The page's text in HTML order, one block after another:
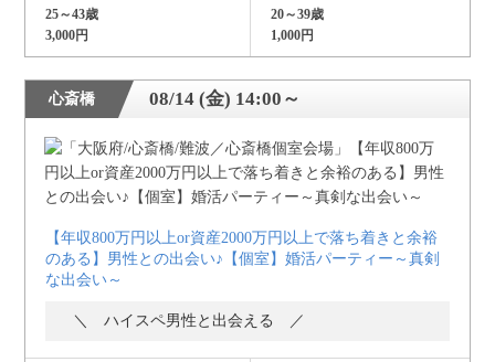
25～43歳
3,000円
20～39歳
1,000円
心斎橋 08/14 (金) 14:00～
【年収800万円以上or資産2000万円以上で落ち着きと余裕
のある】男性との出会い♪【個室】婚活パーティー～真剣
な出会い～
＼ ハイスペ男性と出会える ／